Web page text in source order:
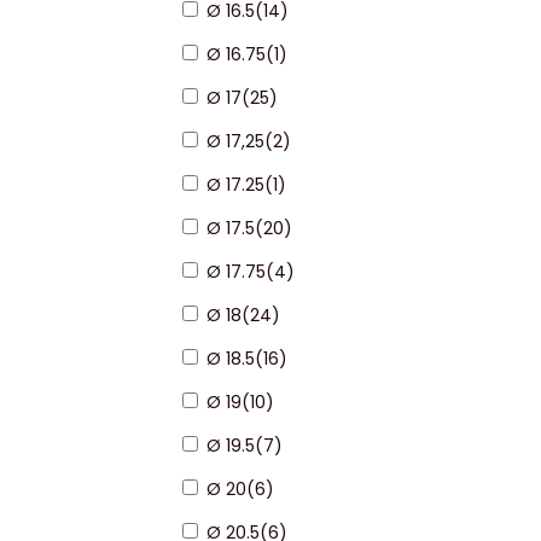
Ø 16.5(14)
Ø 16.75(1)
Ø 17(25)
Ø 17,25(2)
Ø 17.25(1)
Ø 17.5(20)
Ø 17.75(4)
Ø 18(24)
Ø 18.5(16)
Ø 19(10)
Ø 19.5(7)
Ø 20(6)
Ø 20.5(6)